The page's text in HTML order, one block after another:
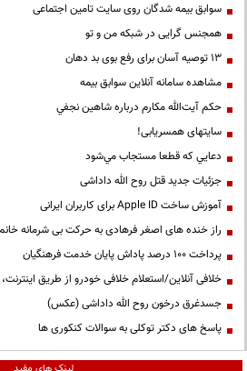
سوابق بیمه شدگان روی سایت تامین اجتماعی
همجنس گرایی در شبکه من و تو
13 توصیه آسان برای رفع بوی بد دهان
مشاهده سامانه آنلاين سوابق بیمه
حكم آيت‌الله مكارم درباره شاهين نجفي
سایتهای همسریابی!
دعايي كه قطعا مستجاب مي‌شود
جزئیات جدید قتل روح الله داداشی
آموزش ساخت Apple ID برای کاربران ایرانی
راز خنده های اصغر فرهادی به حرکت بی شرمانه
پرداخت ۱۰۰ درصد پاداش پایان خدمت فرهنگیان
خلافی آنلاین/استعلام خلافی خودرو از طریق اینترنت،
جسدغرق درخون روح الله داداشی (عکس)
پاسخ های دکتر توکلی به سوالات کنکوری ها